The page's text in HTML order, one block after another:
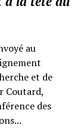
au
et de
Coutard,
des